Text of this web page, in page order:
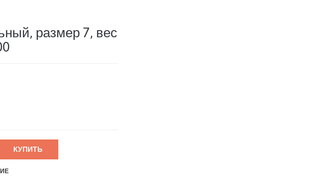
размер 7, вес
КУПИТЬ